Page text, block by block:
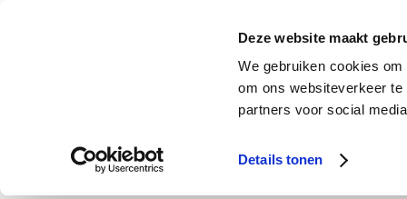
Deze website maakt
We gebruiken cookies
om ons websiteverkeer
partners voor social
Details tonen